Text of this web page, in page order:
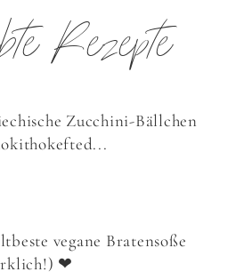
Rezepte
Zucchini-Bällchen
vegane Bratensoße
❤